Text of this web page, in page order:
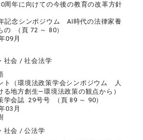
周年に向けての今後の教育の改革方針
記念シンポジウム AI時代の法律家養
の （頁 72 ～ 80）
09月
社会 / 社会法学
ト（環境法政策学会シンポジウム 人
る地方創生―環境法政策の観点から）
学会誌 29号号 （頁 89 ～ 90）
03月
社会 / 公法学